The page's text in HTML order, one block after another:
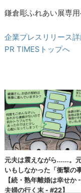
鎌倉彫ふれあい展専
企業プレスリリース
PR TIMESトップへ